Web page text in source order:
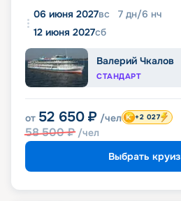
06 июня 2027вс 7 дн/6 нч
12 июня 2027сб
Валерий Чкалов
СТАНДАРТ
от 52 650 ₽ /чел
58 500₽ /чел
+2 027
Выбрать круиз